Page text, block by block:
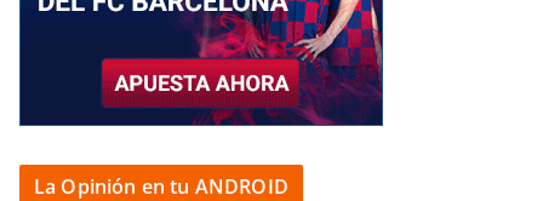
La Opinión en tu ANDROID